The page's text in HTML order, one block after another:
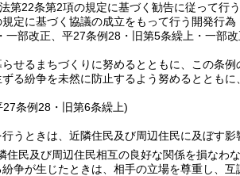
第22条第2項の規定に基づく勧告に従って行
定に基づく協議の成立をもって行う開発行為
一部改正、平27条例28・旧第5条繰上・一部
せるまちづくりに努めるとともに、この条
る紛争を未然に防止するよう努めるととも
条例28・旧第6条繰上)
うときは、近隣住民及び周辺住民に及ぼす
住民及び周辺住民相互の良好な関係を損なわ
争が生じたときは、相手の立場を尊重し、